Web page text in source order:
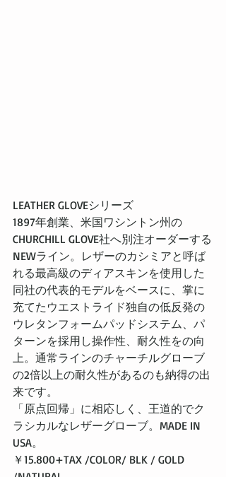
LEATHER GLOVEシリーズ
1897年創業、米国ワシントン州の
CHURCHILL GLOVE社へ別注オーダーする
NEWライン。レザーのカシミアと呼ば
れる最高級のディアスキンを使用した
同社の代表的モデルをベースに、掌に
充てたウエストライド独自の低反発の
ウレタンフォームパッドシステム、パ
ターンを採用し操作性、耐久性をの向
上。通常ラインのチャーチルグローブ
の2倍以上の耐久性があるのも納得の出
来です。
「原点回帰」に相応しく、王道的でク
ラシカルなレザーグローブ。MADE IN
USA。
￥15.800+TAX /COLOR/ BLK / GOLD